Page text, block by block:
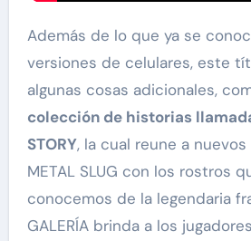
Además de lo que ya se
versiones de celulares, este
algunas cosas adicionales,
colección de historias
STORY, la cual reune a
METAL SLUG con los rostros
conocemos de la legendaria
GALERÍA brinda a los